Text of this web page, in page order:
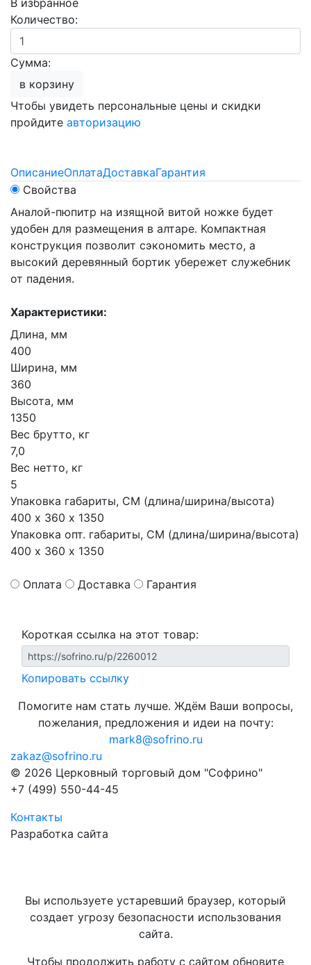
В избранное
Количество:
Сумма:
в корзину
Чтобы увидеть персональные цены и скидки
пройдите авторизацию
ОписаниеОплатаДоставкаГарантия
Свойства
Аналой-пюпитр на изящной витой ножке будет
удобен для размещения в алтаре. Компактная
конструкция позволит сэкономить место, а
высокий деревянный бортик убережет служебник
от падения.
Характеристики:
Длина, мм
400
Ширина, мм
360
Высота, мм
1350
Вес брутто, кг
7,0
Вес нетто, кг
5
Упаковка габариты, СМ (длина/ширина/высота)
400 х 360 х 1350
Упаковка опт. габариты, СМ (длина/ширина/высота)
400 х 360 х 1350
Оплата Доставка Гарантия
Короткая ссылка на этот товар:
Копировать ссылку
Помогите нам стать лучше. Ждём Ваши вопросы,
пожелания, предложения и идеи на почту:
mark8@sofrino.ru
zakaz@sofrino.ru
© 2026 Церковный торговый дом "Софрино"
+7 (499) 550-44-45
Контакты
Разработка сайта
Вы используете устаревший браузер, который
создает угрозу безопасности использования
сайта.
Чтобы продолжить работу с сайтом обновите